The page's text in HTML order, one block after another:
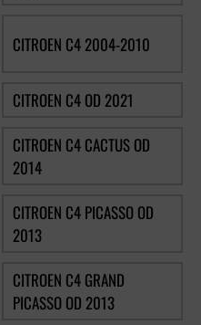
CITROEN C4 2004-2010
CITROEN C4 OD 2021
CITROEN C4 CACTUS OD
2014
CITROEN C4 PICASSO OD
2013
CITROEN C4 GRAND
PICASSO OD 2013